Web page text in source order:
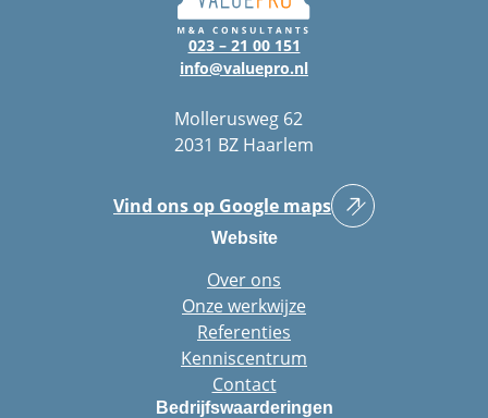
023 – 21 00 151
info@valuepro.nl
Mollerusweg 62
2031 BZ Haarlem
Vind ons op Google maps
Website
Over ons
Onze werkwijze
Referenties
Kenniscentrum
Contact
Bedrijfswaarderingen